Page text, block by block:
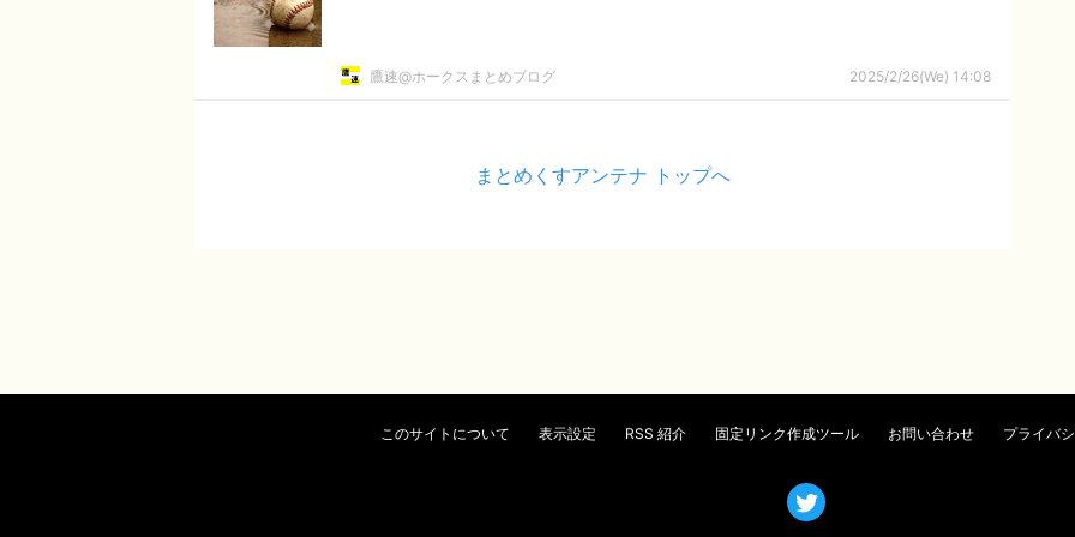
鷹速@ホークスまとめブログ 2025/2/26(We) 14:08
まとめくすアンテナ トップへ
このサイトについて 表示設定 RSS 紹介 固定リンク作成ツール お問い合わせ プライバ